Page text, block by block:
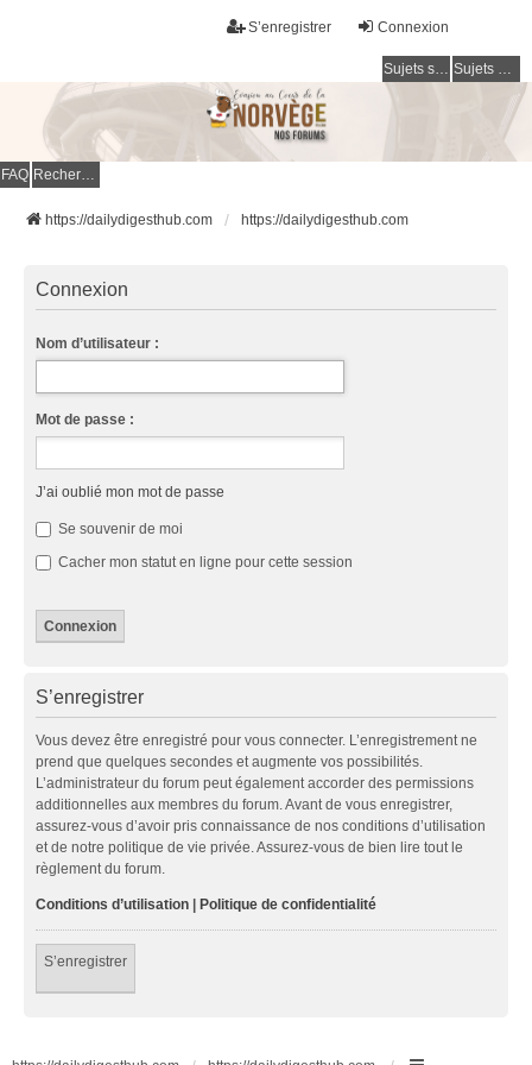
Connexion
S’enregistrer
Sujets sans réponse Sujets actifs
FAQ Rechercher
https://dailydigesthub.com https://dailydigesthub.com
Connexion
Nom d’utilisateur :
Mot de passe :
J’ai oublié mon mot de passe
Se souvenir de moi
Cacher mon statut en ligne pour cette session
S’enregistrer
Vous devez être enregistré pour vous connecter. L’enregistrement ne
prend que quelques secondes et augmente vos possibilités.
L’administrateur du forum peut également accorder des permissions
additionnelles aux membres du forum. Avant de vous enregistrer,
assurez-vous d’avoir pris connaissance de nos conditions d’utilisation
et de notre politique de vie privée. Assurez-vous de bien lire tout le
règlement du forum.
Conditions d’utilisation Politique de confidentialité
S’enregistrer